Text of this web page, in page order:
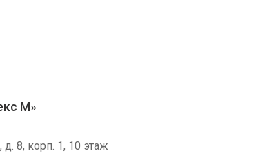
М»
8, корп. 1, 10 этаж